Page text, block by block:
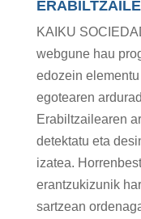
KAIKU
webgune hau
edozein
egotearen
Erabiltzailearen
detektatu eta
izatea.
erantzukizunik
sartzean